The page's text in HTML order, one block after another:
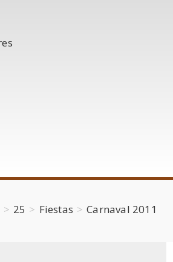
> 25 > Fiestas > Carnaval 2011